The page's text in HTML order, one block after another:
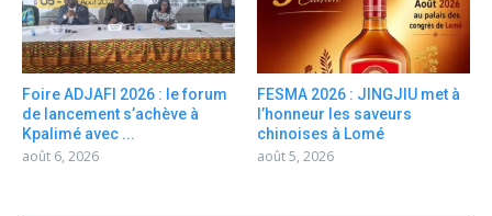
Foire ADJAFI 2026 : le forum
de lancement s’achève à
Kpalimé avec ...
août 6, 2026
FESMA 2026 : JINGJIU met à
l’honneur les saveurs
chinoises à Lomé
août 5, 2026